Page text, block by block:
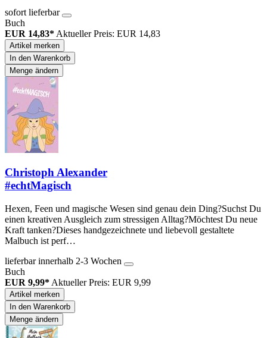
sofort lieferbar
Buch
EUR 14,83* Aktueller Preis: EUR 14,83
Artikel merken
In den Warenkorb
Menge ändern
Christoph Alexander
#echtMagisch
Hexen, Feen und magische Wesen sind genau dein Ding?Suchst Du
einen kreativen Ausgleich zum stressigen Alltag?Möchtest Du neue
Kraft tanken?Dieses handgezeichnete und liebevoll gestaltete
Malbuch ist perf…
lieferbar innerhalb 2-3 Wochen
Buch
EUR 9,99* Aktueller Preis: EUR 9,99
Artikel merken
In den Warenkorb
Menge ändern